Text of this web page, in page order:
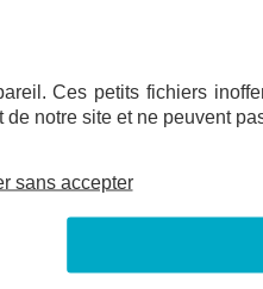
IPOWER SHARK
Ces petits fichiers
notre site et ne peuvent
sans accepter